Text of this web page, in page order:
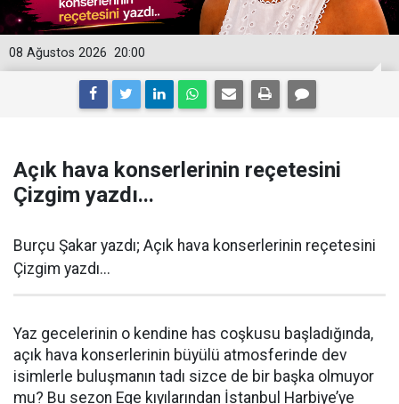
20:00
08 Ağustos 2026
Açık hava konserlerinin reçetesini
Çizgim yazdı...
Burçu Şakar yazdı; Açık hava konserlerinin reçetesini
Çizgim yazdı...
Yaz gecelerinin o kendine has coşkusu başladığında,
açık hava konserlerinin büyülü atmosferinde dev
isimlerle buluşmanın tadı sizce de bir başka olmuyor
mu? Bu sezon Ege kıyılarından İstanbul Harbiye’ye